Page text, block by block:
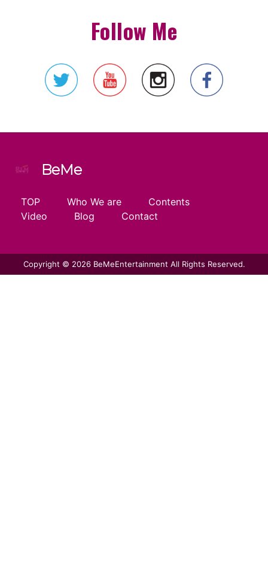
Follow Me
BeMe
TOP Who We are
Contents
Video
Blog Contact
Copyright © 2026 BeMeEntertainment All Rights Reserved.